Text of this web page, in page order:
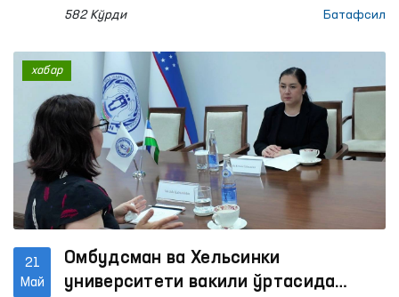
Маҳкумлар учун ихтисослашган касалхона, 51-
объектлари, 1- ва 2-сонли “Мурувват”
ногиронлиги бўлган болалар учун интернат
уйлари, Тошкент шаҳар мажбурий даволаш
наркология шифохонаси, Республика кузатув
кучайтирилган руҳий касалликлар ва Руҳий
касалликлар клиник шифохоналарига
мониторинг ташрифлари амалга оширилди.
582 Кўрди Батафсил
21
Май
Омбудсман ва Хельсинки
университети вакили ўртасида
хабар